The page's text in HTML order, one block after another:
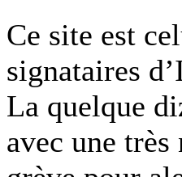
Ce site est
signataires
La quelque
avec une